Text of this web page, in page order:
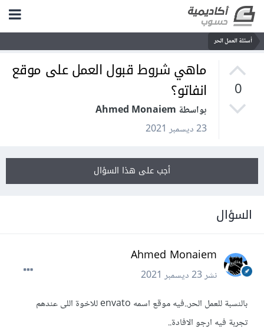
أسئلة العمل الحر
0
ماهي شروط قبول العمل على موقع
انفاتو؟
بواسطة Ahmed Monaiem
23 ديسمبر 2021
أجب على هذا السؤال
السؤال
Ahmed Monaiem
نشر23 ديسمبر 2021
بالنسبة للعمل الحر..فيه موقع اسمه envato للاخوة اللى عندهم
تجربة فيه ارجو الافادة..